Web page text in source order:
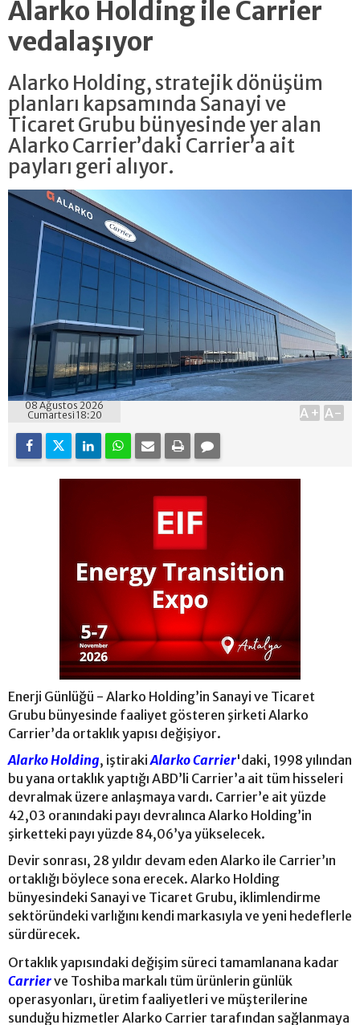
Alarko Holding ile Carrier
vedalaşıyor
Alarko Holding, stratejik dönüşüm
planları kapsamında Sanayi ve
Ticaret Grubu bünyesinde yer alan
Alarko Carrier’daki Carrier’a ait
payları geri alıyor.
08 Ağustos 2026
Cumartesi 18:20
A+ A-
Enerji Günlüğü - Alarko Holding’in Sanayi ve Ticaret
Grubu bünyesinde faaliyet gösteren şirketi Alarko
Carrier’da ortaklık yapısı değişiyor.
Alarko Holding, iştirakiAlarko Carrier'daki, 1998 yılından
bu yana ortaklık yaptığı ABD’li Carrier’a ait tüm hisseleri
devralmak üzere anlaşmaya vardı. Carrier’e ait yüzde
42,03 oranındaki payı devralınca Alarko Holding’in
şirketteki payı yüzde 84,06’ya yükselecek.
Devir sonrası, 28 yıldır devam eden Alarko ile Carrier’ın
ortaklığı böylece sona erecek. Alarko Holding
bünyesindeki Sanayi ve Ticaret Grubu, iklimlendirme
sektöründeki varlığını kendi markasıyla ve yeni hedeflerle
sürdürecek.
Ortaklık yapısındaki değişim süreci tamamlanana kadar
Carrierve Toshiba markalı tüm ürünlerin günlük
operasyonları, üretim faaliyetleri ve müşterilerine
sunduğu hizmetler Alarko Carrier tarafından sağlanmaya